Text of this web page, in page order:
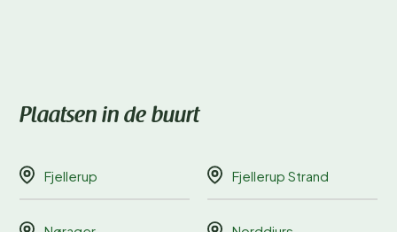
Plaatsen in de buurt
Fjellerup Fjellerup Strand